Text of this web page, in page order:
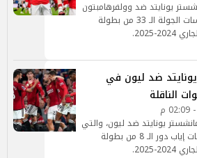
يونايتد ضد وولفرهامبتون
والتي تجمعهما ضمن منافسات الجولة الـ 33 من بطولة
2025.
ضد ليون في
الناقلة
يونايتد ضد ليون، والتي
تجمع الفريقين، ضمن منافسات إياب دور الـ 8 من بطولة
2025.